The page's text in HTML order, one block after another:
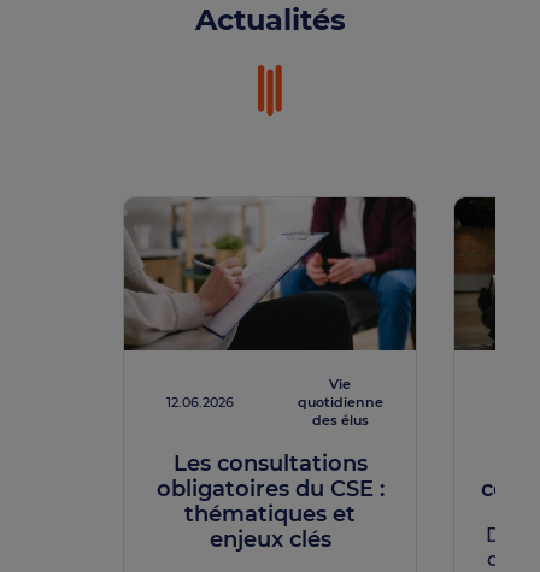
Actualités
12.06.2026
Vie
quotidienne
des élus
Les consultations
obligatoires du CSE :
thématiques et
enjeux clés